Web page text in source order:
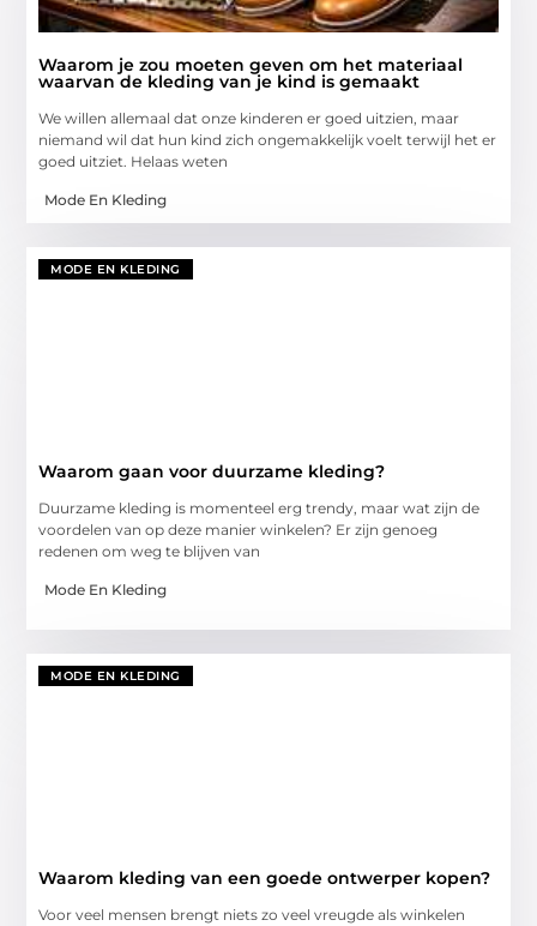
Waarom je zou moeten geven om het materiaal
waarvan de kleding van je kind is gemaakt
We willen allemaal dat onze kinderen er goed uitzien, maar
niemand wil dat hun kind zich ongemakkelijk voelt terwijl het er
goed uitziet. Helaas weten
Mode En Kleding
MODE EN KLEDING
Waarom gaan voor duurzame kleding?
Duurzame kleding is momenteel erg trendy, maar wat zijn de
voordelen van op deze manier winkelen? Er zijn genoeg
redenen om weg te blijven van
Mode En Kleding
MODE EN KLEDING
Waarom kleding van een goede ontwerper kopen?
Voor veel mensen brengt niets zo veel vreugde als winkelen